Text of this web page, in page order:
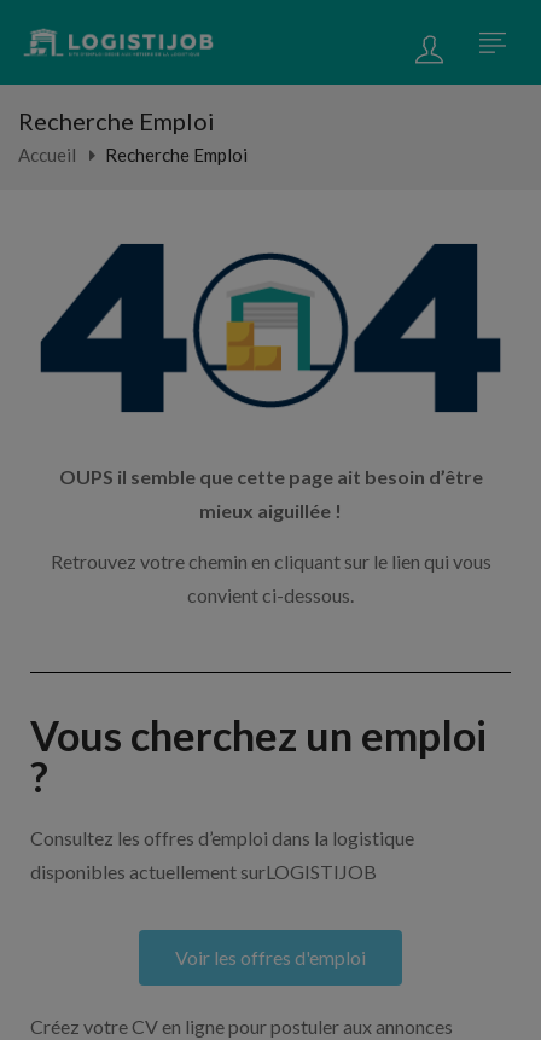
Recherche Emploi
Accueil Recherche Emploi
OUPS il semble que cette page ait besoin d’être
mieux aiguillée !
Retrouvez votre chemin en cliquant sur le lien qui vous
convient ci-dessous.
Vous cherchez un emploi
?
Consultez les offres d’emploi dans la logistique
disponibles actuellement surLOGISTIJOB
Voir les offres d'emploi
Créez votre CV en ligne pour postuler aux annonces